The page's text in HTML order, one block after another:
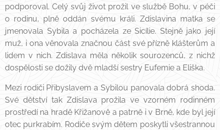
podporoval. Celý svůj život prožil ve službě Bohu, v péči
o rodinu, plně oddán svému králi. Zdislavina matka se
jmenovala Sybila a pocházela ze Sicílie. Stejně jako její
muž, i ona věnovala značnou část své přízně klášterům a
lidem v nich. Zdislava měla několik sourozenců, z nichž
dospělosti se dožily dvě mladší sestry Eufemie a Eliška.
Mezi rodiči Přibyslavem a Sybilou panovala dobrá shoda.
Své dětství tak Zdislava prožila ve vzorném rodinném
prostředí na hradě Křižanově a patrně i v Brně, kde byl její
otec purkrabím. Rodiče svým dětem poskytli všestrannou